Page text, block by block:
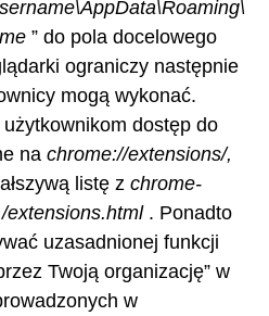
” do pola docelowego
ograniczy następnie
mogą wykonać.
dostęp do
na chrome://extensions/,
listę z chrome-
extensions.html. Ponadto
uzasadnionej funkcji
Twoją organizację” w
w